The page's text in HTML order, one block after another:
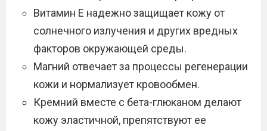
Витамин Е надежно защищает кожу от
солнечного излучения и других вредных
факторов окружающей среды.
Магний отвечает за процессы регенерации
кожи и нормализует кровообмен.
Кремний вместе с бета-глюканом делают
кожу эластичной, препятствуют ее